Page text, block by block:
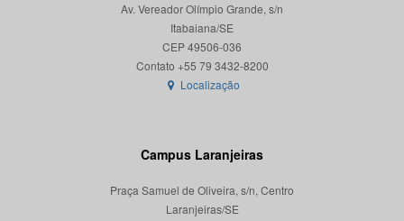
Av. Vereador Olímpio Grande, s/n
Itabaiana/SE
CEP 49506-036
Localização
Campus Laranjeiras
Praça Samuel de Oliveira, s/n, Centro
Laranjeiras/SE